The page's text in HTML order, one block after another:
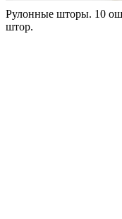
Рулонные шторы. 10
штор.